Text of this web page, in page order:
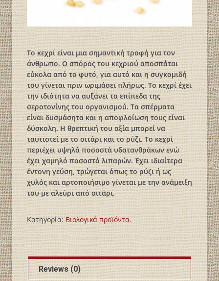
Το κεχρί είναι μια σημαντική τροφή για τον
άνθρωπο. Ο σπόρος του κεχριού αποσπάται
εύκολα από το φυτό, για αυτό και η συγκομιδή
του γίνεται πριν ωριμάσει πλήρως. Το κεχρί έχει
την ιδιότητα να αυξάνει τα επίπεδα της
σεροτονίνης του οργανισμού. Τα σπέρματα
είναι δυσμάσητα και η αποφλοίωση τους είναι
δύσκολη. Η θρεπτική του αξία μπορεί να
ταυτιστεί με το σιτάρι και το ρύζι. Το κεχρί
περιέχει υψηλά ποσοστά υδατανθράκων ενώ
έχει χαμηλό ποσοστό λιπαρών. Έχει ιδιαίτερα
έντονη γεύση, τρώγεται όπως το ρύζι ή ως
χυλός και αρτοποιήσιμο γίνεται με την ανάμειξη
του με αλεύρι από σιτάρι.
Κατηγορία:Βιολογικά пροϊόντα.
Reviews (0)